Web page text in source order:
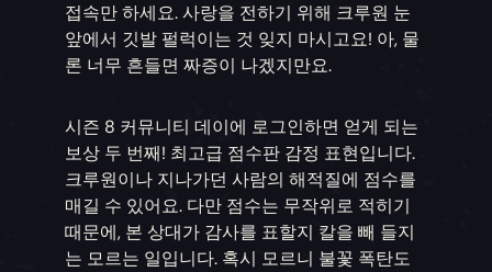
접속만 하세요. 사랑을 전하기 위해 크루원 눈
앞에서 깃발 펄럭이는 것 잊지 마시고요! 아, 물
론 너무 흔들면 짜증이 나겠지만요.
시즌 8 커뮤니티 데이에 로그인하면 얻게 되는
보상 두 번째! 최고급 점수판 감정 표현입니다.
크루원이나 지나가던 사람의 해적질에 점수를
매길 수 있어요. 다만 점수는 무작위로 적히기
때문에, 본 상대가 감사를 표할지 칼을 빼 들지
는 모르는 일입니다. 혹시 모르니 불꽃 폭탄도